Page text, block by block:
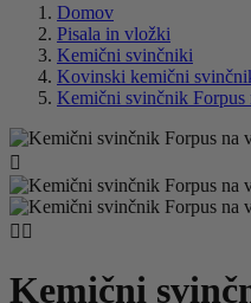
Domov
Pisala in vložki
Kemični svinčniki
Kovinski kemični
Kemični svinčnik

 
Kemični